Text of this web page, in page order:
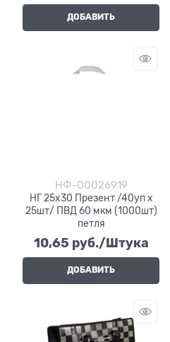
ДОБАВИТЬ
НФ-00026919
НГ 25х30 Презент /40уп х
25шт/ ПВД 60 мкм (1000шт)
петля
10,65 руб./Штука
ДОБАВИТЬ